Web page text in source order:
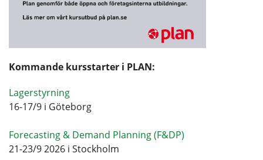
Kommande kursstarter i PLAN:
Lagerstyrning
16-17/9 i Göteborg
Forecasting & Demand Planning (F&DP)
21-23/9 2026 i Stockholm